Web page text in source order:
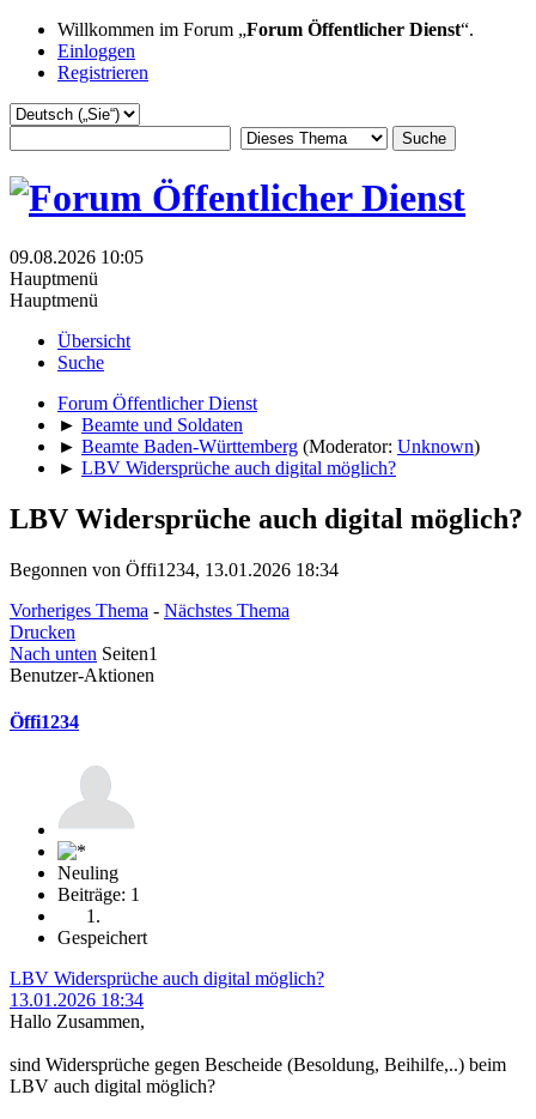
Willkommen im Forum „Forum Öffentlicher Dienst“.
Einloggen
Registrieren
09.08.2026 10:05
Hauptmenü
Hauptmenü
Übersicht
Suche
Forum Öffentlicher Dienst
► Beamte und Soldaten
► Beamte Baden-Württemberg (Moderator: Unknown)
► LBV Widersprüche auch digital möglich?
LBV Widersprüche auch digital möglich?
Begonnen von Öffi1234, 13.01.2026 18:34
Vorheriges Thema - Nächstes Thema
Drucken
Nach unten Seiten1
Benutzer-Aktionen
Öffi1234
Neuling
Beiträge: 1
Gespeichert
LBV Widersprüche auch digital möglich?
13.01.2026 18:34
Hallo Zusammen,
sind Widersprüche gegen Bescheide (Besoldung, Beihilfe,..) beim
LBV auch digital möglich?